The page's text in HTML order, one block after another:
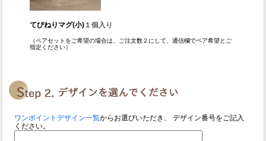
てびねりマグ(小)１個入り
（ペアセットをご希望の場合は、ご注文数２にして、通信欄でペア希望とご
指定ください）
ワンポイントデザイン一覧からお選びいただき、 デザイン番号をご記入
ください。